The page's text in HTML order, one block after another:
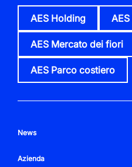
AES Holding
AES Mercato dei fiori
AES Parco costiero
News
Azienda